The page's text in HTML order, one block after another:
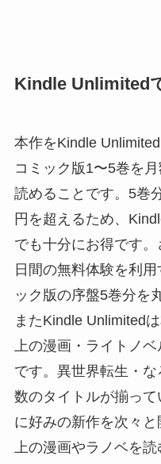
Kindle Unlimited
本作をKindle
コミック版1〜5巻を
読めることです。5巻
円を超えるため、
でも十分にお得です
日間の無料体験を利
ック版の序盤5巻分を
またKindle Unlimited
上の漫画・ライトノ
です。異世界転生・
数のタイトルが揃っ
に好みの新作を次々
上の漫画やラノベを